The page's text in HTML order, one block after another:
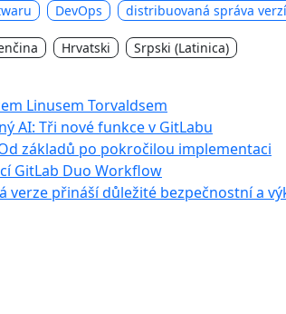
DevOps distribuovaná správa verzí
Hrvatski Srpski (Latinica)
Linusem Torvaldsem
AI: Tři nové funkce v GitLabu
základů po pokročilou implementaci
GitLab Duo Workflow
verze přináší důležité bezpečnostní a